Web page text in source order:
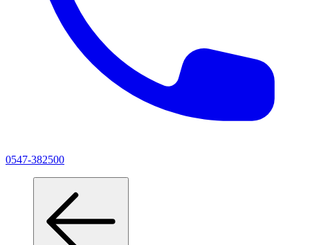
0547-382500